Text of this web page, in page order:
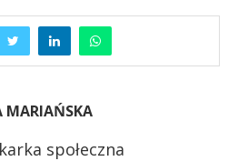
MARIAŃSKA
społeczna